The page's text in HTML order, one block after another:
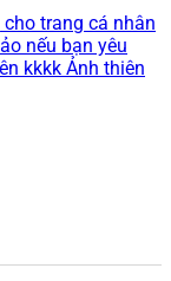
nếu bạn yêu
kkkk Ảnh thiên